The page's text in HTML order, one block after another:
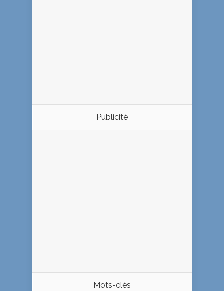
Publicité
Mots-clés